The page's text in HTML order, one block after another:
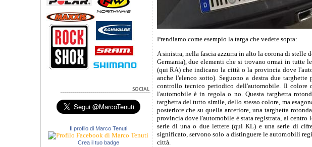
Il profilo di Marco Tenuti
Crea il tuo badge
Prendiamo come esempio la targa che vedete sopra:
A sinistra, nella fascia azzurra in alto la corona di stelle
Germania), due elementi che si trovano ormai in tutte
(qui RA) che indicano la città o la provincia dove
anche l'elenco sotto). Seguono a destra due
controllo tecnico periodico dell'automobile. Il colore
l'automobile è in regola o no. Questa targhetta
targhetta del tutto simile, dello stesso colore, ma
posteriore che su quella anteriore, una targhetta
provincia dove l'automobile è stata registrata, al centro
serie di una o due lettere (qui KL) e una serie di
significato, servono solo a distinguere le automobili
città.